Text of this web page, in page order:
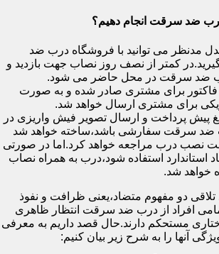
درب ضد سرقت انجام دهیم؟
مدنظر می توانید با فروشگاه درب ضد
کمتر از نصف روز نصاب جهت بازدید و
ضد سرقت در محل حاضر می شود.
فاکتور برای مشتری صادر شده و به صورت
برای مشتری ارسال خواهد شد.
پیش پرداخت و ارسال تصویر فیش واریزی در
سرقت سفارشی باشد،ساخته خواهد شد
درب مراجعه خواهد کرد.اما در صورتی
استاندارد استفاده شود،درب به همراه نصاب
خواهد شد.
دو مفهوم متضاد،یعنی ظرافت و نفوذ
افراد از درب ضد سرقت انتظار ظاهری
مستحکم دارند.حال قصد داریم به معرفی
آنها را به شرح زیر بیان کنیم: